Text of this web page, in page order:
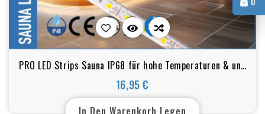
PRO LED Strips Sauna IP68 für hohe Temperaturen & und
feuchte Umgebungen UL Zertifikat
16,95 €
Preis
In Den Warenkorb Legen